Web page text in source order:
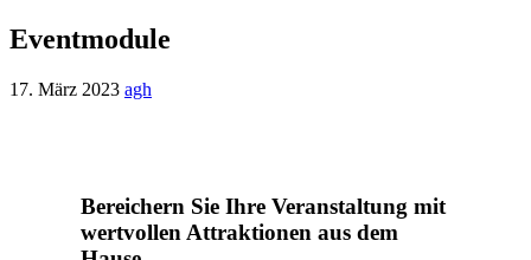
Eventmodule
17. März 2023 agh
Bereichern Sie Ihre Veranstaltung mit
wertvollen Attraktionen aus dem